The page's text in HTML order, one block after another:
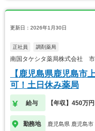
更新日：2026年1月30日
正社員 調剤薬局
南国タケシタ薬局株式会社
【鹿児島県鹿児島市
可！土日休み薬局
給与 【年収】450万
勤務地 鹿児島県 鹿児島市